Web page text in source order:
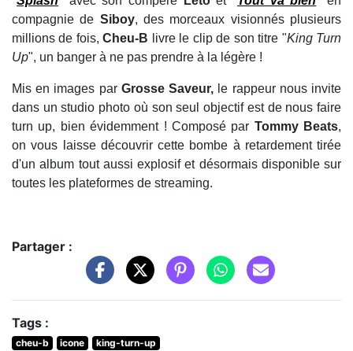
compagnie de Siboy, des morceaux visionnés plusieurs
millions de fois,Cheu-B livre le clip de son titre "King Turn
Up", un banger à ne pas prendre à la légère !
Mis en images par Grosse Saveur, le rappeur nous invite
dans un studio photo où son seul objectif est de nous faire
turn up, bien évidemment ! Composé par Tommy Beats,
on vous laisse découvrir cette bombe à retardement tirée
d'un album tout aussi explosif et désormais disponible sur
toutes les plateformes de streaming.
Partager :
Tags :
cheu-b icone king-turn-up